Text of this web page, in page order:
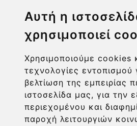
Αυτή η
χρησιμοποιεί
Χρησιμοποιούμε cookies
τεχνολογίες εντοπισμού
βελτίωση της εμπειρίας
ιστοσελίδα μας, για την
περιεχομένου και
παροχή λειτουργιών
ΧΡΗΣΙΜΑ
ΠΛΗΡΟΦΟΡΙΕΣ